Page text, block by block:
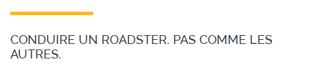
CONDUIRE UN ROADSTER. PAS COMME LES
AUTRES.